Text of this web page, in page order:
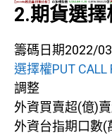
2.期貨選
籌碼日期2022/
選擇權PUT CALL
調整
外資買賣超(億)
外資台指期口數(